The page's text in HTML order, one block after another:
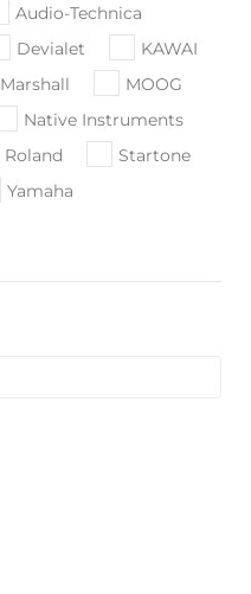
Audio-Technica
Devialet
KAWAI
Marshall
MOOG
Native Instruments
Roland
Startone
Yamaha